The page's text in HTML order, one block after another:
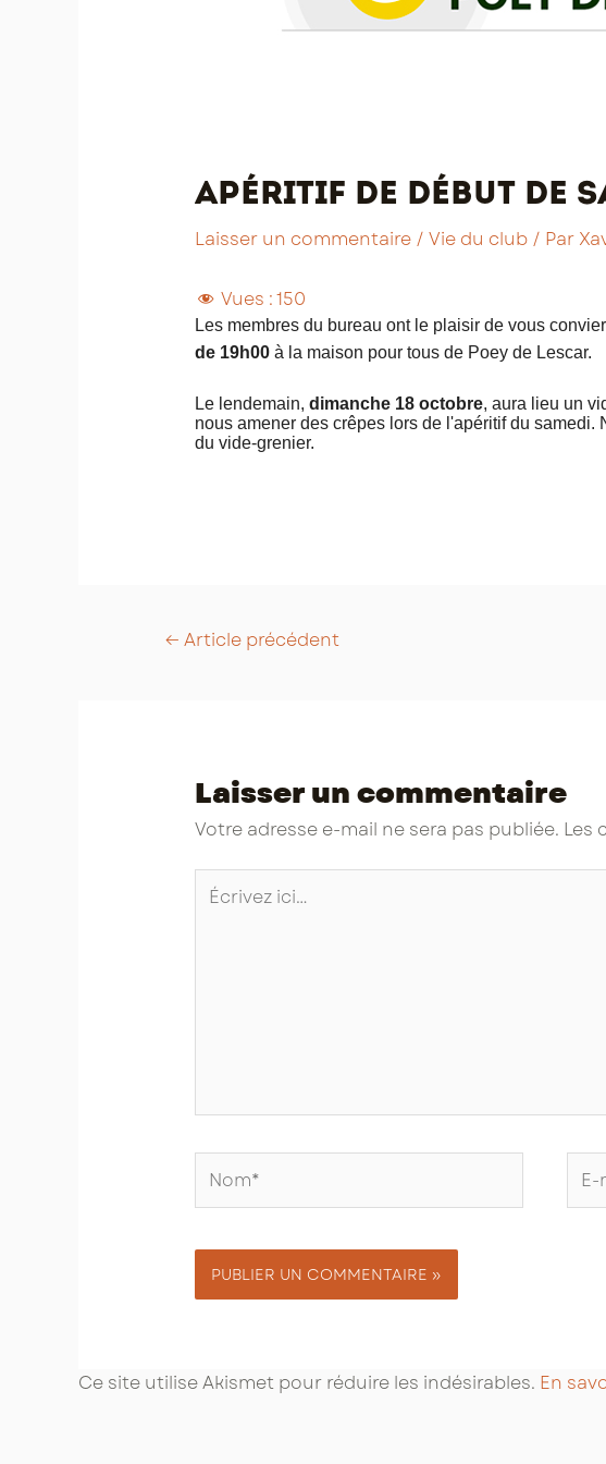
Apéritif de début de
Laisser un commentaire / Vie du club/ Par
Vues :150
Les membres du bureau ont le plaisir de vous
de 19h00à la maison pour tous de Poey de Lescar.
Le lendemain, dimanche 18 octobre, aura lieu un
nous amener des crêpes lors de l'apéritif du
du vide-grenier.
Post← Article précédent
Laisser un commentaire
Votre adresse e-mail ne sera pas publiée. Les
Écrivez
ici…
Ce site utilise Akismet pour réduire les indésirables. En